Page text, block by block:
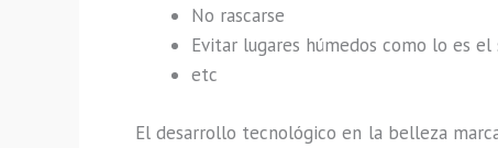
No rascarse
Evitar lugares húmedos como lo es el
etc
El desarrollo tecnológico en la belleza